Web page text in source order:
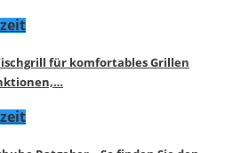
für komfortables Grillen